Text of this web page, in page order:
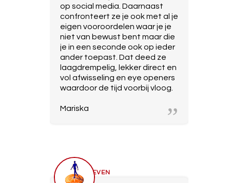
op social media. Daarnaast
confronteert ze je ook met al je
eigen vooroordelen waar je je
niet van bewust bent maar die
je in een seconde ook op ieder
ander toepast. Dat deed ze
laagdrempelig, lekker direct en
vol afwisseling en eye openers
waardoor de tijd voorbij vloog.
Mariska
STEVEN